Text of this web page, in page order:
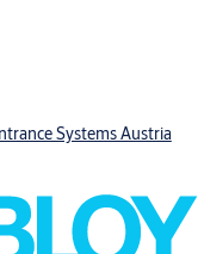
Systems Austria